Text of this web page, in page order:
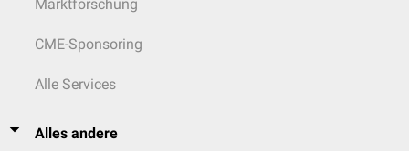
Marktforschung
CME-Sponsoring
Alle Services
Alles andere